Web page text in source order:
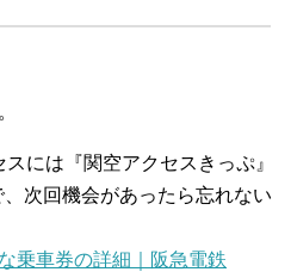
には『関空アクセスきっぷ』
次回機会があったら忘れない
乗車券の詳細｜阪急電鉄